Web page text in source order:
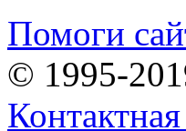
Помоги
© 1995-